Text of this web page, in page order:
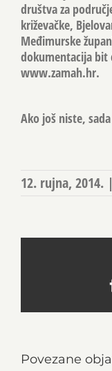
društva za
križevačke,
Međimurske
dokumentacija bit
www.zamah.hr.
Ako još niste,
12. rujna, 2014. |
Povezane